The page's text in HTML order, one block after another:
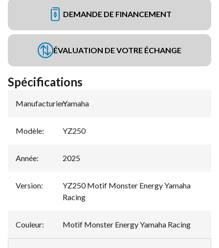
DEMANDE DE FINANCEMENT
ÉVALUATION DE VOTRE ÉCHANGE
Spécifications
Manufacturier:
Yamaha
Modèle: YZ250
Année: 2025
Version:
YZ250 Motif Monster Energy Yamaha
Racing
Couleur: Motif Monster Energy Yamaha Racing